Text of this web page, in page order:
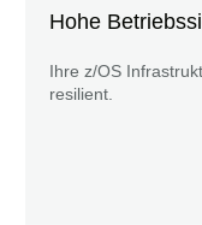
Hohe
Ihre z/OS
resilient.